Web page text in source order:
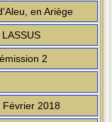
en Ariège
2
2018